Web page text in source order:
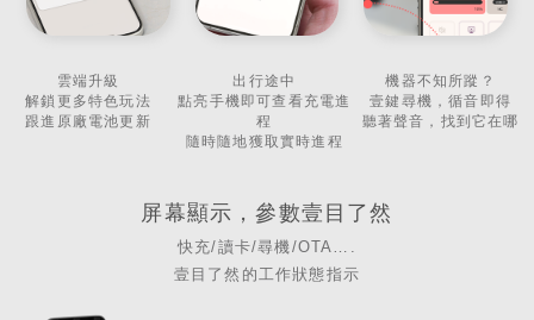
雲端升級
解鎖更多特色玩法
跟進原廠電池更新
出行途中
點亮手機即可查看充電進
程
隨時隨地獲取實時進程
機器不知所蹤？
壹鍵尋機，循音即得
聽著聲音，找到它在哪
屏幕顯示，參數壹目了然
快充/讀卡/尋機/OTA….
壹目了然的工作狀態指示